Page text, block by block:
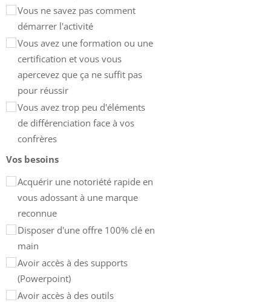
Vous ne savez pas comment
démarrer l'activité
Vous avez une formation ou une
certification et vous vous
apercevez que ça ne suffit pas
pour réussir
Vous avez trop peu d'éléments
de différenciation face à vos
confrères
Vos besoins
Acquérir une notoriété rapide en
vous adossant à une marque
reconnue
Disposer d'une offre 100% clé en
main
Avoir accès à des supports
(Powerpoint)
Avoir accès à des outils